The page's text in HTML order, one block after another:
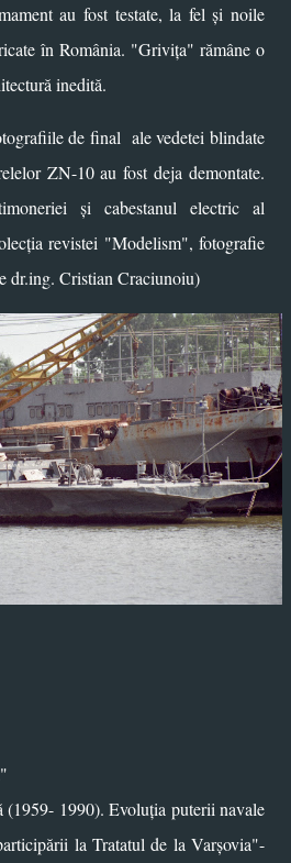
au fost testate, la fel și noile
în România. "Grivița" rămâne o
inedită.
de final ale vedetei blindate
ZN-10 au fost deja demontate.
și cabestanul electric al
revistei "Modelism", fotografie
dr.ing. Cristian Craciunoiu)
1990). Evoluția puterii navale
la Tratatul de la Varșovia"-